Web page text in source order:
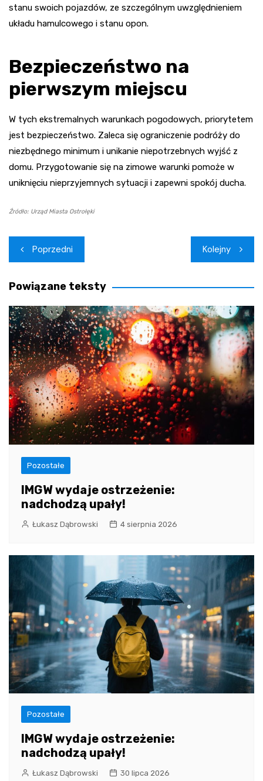
stanu swoich pojazdów, ze szczególnym uwzględnieniem
układu hamulcowego i stanu opon.
Bezpieczeństwo na
pierwszym miejscu
W tych ekstremalnych warunkach pogodowych, priorytetem
jest bezpieczeństwo. Zaleca się ograniczenie podróży do
niezbędnego minimum i unikanie niepotrzebnych wyjść z
domu. Przygotowanie się na zimowe warunki pomoże w
uniknięciu nieprzyjemnych sytuacji i zapewni spokój ducha.
Źródło: Urząd Miasta Ostrołęki
Nawigacja
wpisu
Poprzedni Kolejny
Powiązane teksty
Pozostałe
IMGW wydaje ostrzeżenie:
nadchodzą upały!
Łukasz Dąbrowski 4 sierpnia 2026
Pozostałe
IMGW wydaje ostrzeżenie:
nadchodzą upały!
Łukasz Dąbrowski 30 lipca 2026